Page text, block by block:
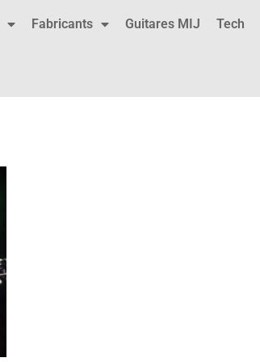
Fabricants Guitares MIJ Tech